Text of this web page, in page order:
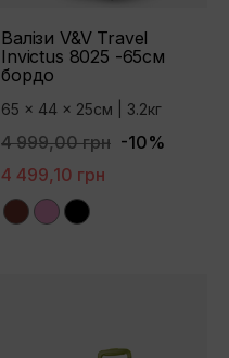
Валізи V&V Travel
Invictus 8025 -65см
бордо
65 x 44 x 25см | 3.2кг
4 999,00 грн -10%
4 499,10 грн
BordoPinkBlack